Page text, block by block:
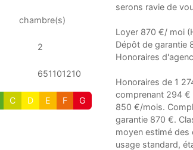
chambre(s)
2
651101210
C D E F G
serons ravie de
Loyer 870 €/ moi
Dépôt de garantie
Honoraires
Honoraires de 1
comprenant 294 €
850 €/mois.
garantie 870 €.
moyen estimé des
usage standard,